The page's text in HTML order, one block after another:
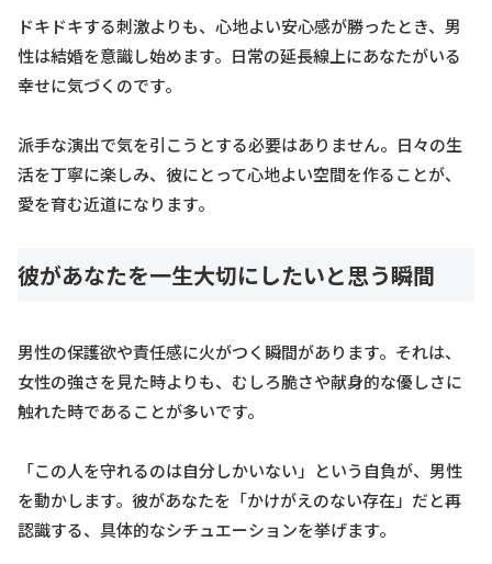
ドキドキする刺激よりも、心地よい安心感が勝ったとき、男
性は結婚を意識し始めます。日常の延長線上にあなたがいる
幸せに気づくのです。
派手な演出で気を引こうとする必要はありません。日々の生
活を丁寧に楽しみ、彼にとって心地よい空間を作ることが、
愛を育む近道になります。
彼があなたを一生大切にしたいと思う瞬間
男性の保護欲や責任感に火がつく瞬間があります。それは、
女性の強さを見た時よりも、むしろ脆さや献身的な優しさに
触れた時であることが多いです。
「この人を守れるのは自分しかいない」という自負が、男性
を動かします。彼があなたを「かけがえのない存在」だと再
認識する、具体的なシチュエーションを挙げます。